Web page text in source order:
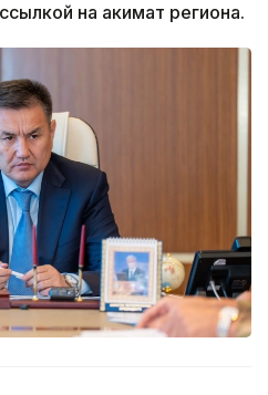
на акимат региона.